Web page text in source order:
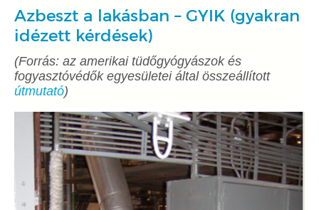
Azbeszt a lakásban – GYIK (gyakran
idézett kérdések)
(Forrás: az amerikai tüdőgyógyászok és
fogyasztóvédők egyesületei által összeállított
útmutató)